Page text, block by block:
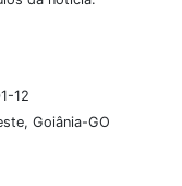
12
Goiânia-GO